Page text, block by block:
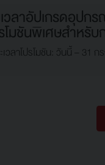
วลาอัปเกรดอุปก
โมชันพิเศษสำหรับ
เวลาโปรโมชัน: วันนี้ – 31